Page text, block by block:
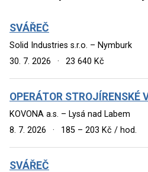
SVÁŘEČ
Solid Industries s.r.o. – Nymburk
30. 7. 2026
· 23 640 Kč
OPERÁTOR STROJÍRENSKÉ
KOVONA a.s. – Lysá nad Labem
8. 7. 2026
· 185 – 203 Kč / hod.
SVÁŘEČ